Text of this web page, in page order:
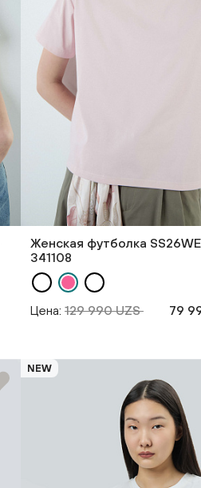
Женская футболка
341108
Цена: 129 990 UZS 79
NEW